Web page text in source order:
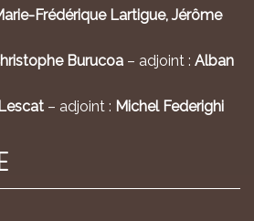
Frédérique Lartigue, Jérôme
Burucoa – adjoint : Alban
– adjoint : Michel Federighi